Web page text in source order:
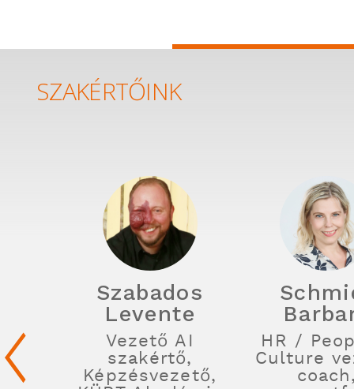
SZAKÉRTŐINK
Szabados
Levente
Vezető AI
szakértő,
Képzésvezető,
HR /
Culture